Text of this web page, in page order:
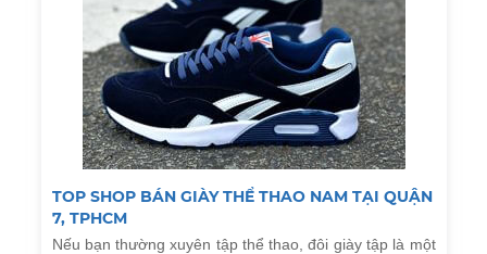
TOP SHOP BÁN GIÀY THỂ THAO NAM TẠI QUẬN
7, TPHCM
Nếu bạn thường xuyên tập thể thao, đôi giày tập là một